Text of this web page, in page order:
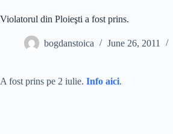
Violatorul din Ploieşti a fost prins.
bogdanstoica June 26, 2011
A fost prins pe 2 iulie. Info aici.